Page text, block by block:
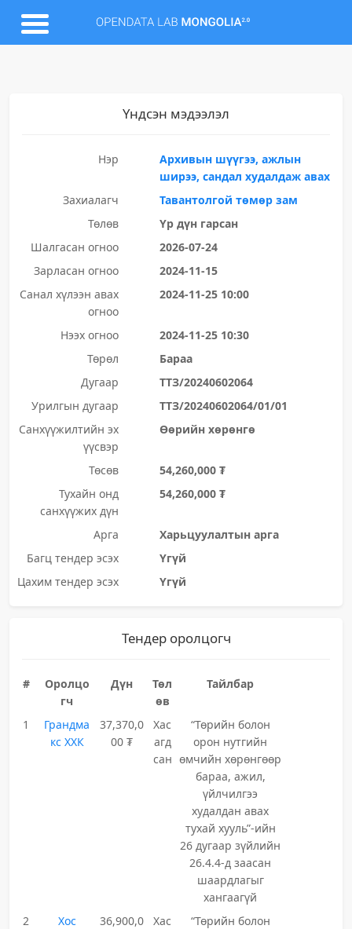
Үндсэн мэдээлэл
Нэр
Архивын шүүгээ, ажлын
ширээ, сандал худалдаж авах
Захиалагч
Тавантолгой төмөр зам
Төлөв
Үр дүн гарсан
Шалгасан огноо
2026-07-24
Зарласан огноо
2024-11-15
Санал хүлээн авах
огноо
2024-11-25 10:00
Нээх огноо
2024-11-25 10:30
Төрөл
Бараа
Дугаар
ТТЗ/20240602064
Урилгын дугаар
ТТЗ/20240602064/01/01
Санхүүжилтийн эх
үүсвэр
Өөрийн хөрөнгө
Төсөв
54,260,000 ₮
Тухайн онд
санхүүжих дүн
54,260,000 ₮
Арга
Харьцуулалтын арга
Багц тендер эсэх
Үгүй
Цахим тендер эсэх
Үгүй
Тендер оролцогч
#
Оролцо
гч
Дүн
Төл
өв
Тайлбар
1
Грандма
кс ХХК
37,370,0
00 ₮
Хас
агд
сан
“Төрийн болон
орон нутгийн
өмчийн хөрөнгөөр
бараа, ажил,
үйлчилгээ
худалдан авах
тухай хууль”-ийн
26 дугаар зүйлийн
26.4.4-д заасан
шаардлагыг
хангаагүй
2
Хос
36,900,0
Хас
“Төрийн болон